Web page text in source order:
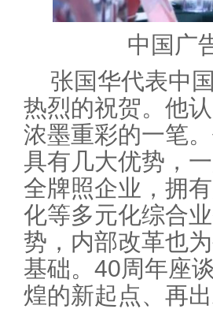
中国广
张国华代表中
热烈的祝贺。他
浓墨重彩的一笔
具有几大优势，
全牌照企业，拥
化等多元化综合
势，内部改革也
基础。40周年座
煌的新起点、再出